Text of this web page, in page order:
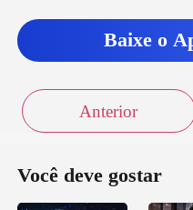
o desespero dos
Baixe o
Anterior
Você deve gostar